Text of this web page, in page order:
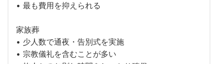
• 最も費用を抑えられる
家族葬
• 少人数で通夜・告別式を実施
• 宗教儀礼を含むことが多い